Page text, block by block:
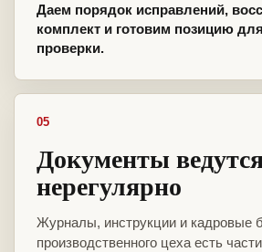
Даем порядок исправлений,
комплект и готовим позицию
проверки.
05
Документы
нерегулярно
Журналы, инструкции и кадровые
производственного цеха есть